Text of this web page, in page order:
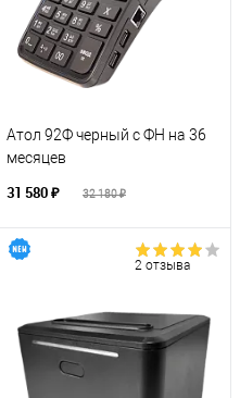
Атол 92Ф черный с ФН на 36
месяцев
31 580 ₽ 32 180 ₽
2 отзыва